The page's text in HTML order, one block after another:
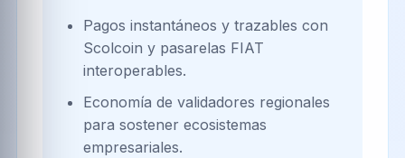
Pagos instantáneos y trazables con
Scolcoin y pasarelas FIAT
interoperables.
Economía de validadores regionales
para sostener ecosistemas
empresariales.